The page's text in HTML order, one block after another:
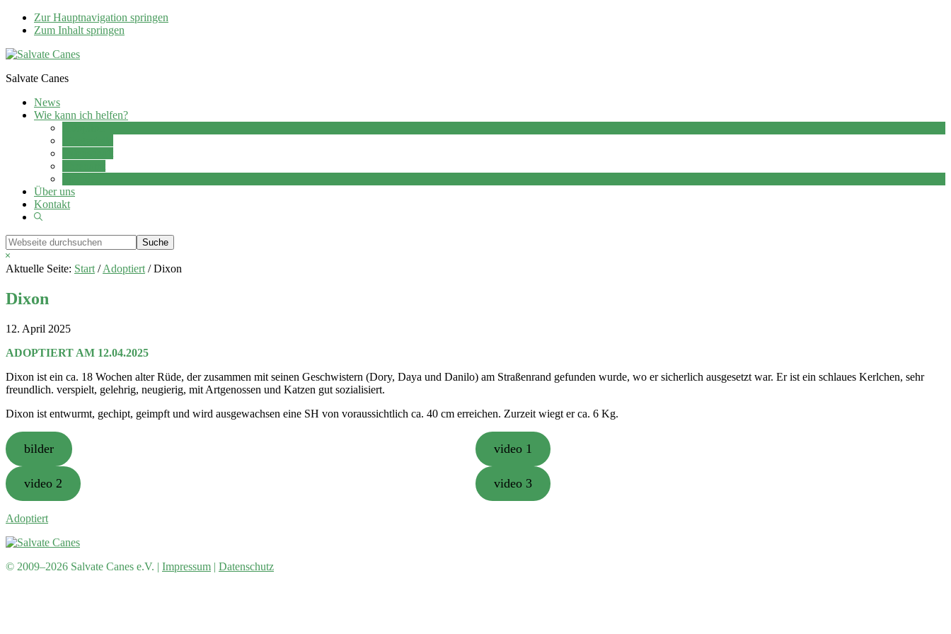
Zur Hauptnavigation springen
Zum Inhalt springen
Salvate Canes
News
Wie kann ich helfen?
Über uns
Kontakt
Show
Webseite
durchsuchen
Hide
Search
Aktuelle Seite: Start / Adoptiert /Dixon
Dixon
12. April 2025
ADOPTIERT AM 12.04.2025
Dixon ist ein ca. 18 Wochen alter Rüde, der zusammen mit seinen Geschwistern (Dory, Daya und Danilo) am Straßenrand gefunden wurde, wo er sicherlich ausgesetzt war. Er ist ein schlaues Kerlchen, sehr
freundlich. verspielt, gelehrig, neugierig, mit Artgenossen und Katzen gut sozialisiert.
Dixon ist entwurmt, gechipt, geimpft und wird ausgewachsen eine SH von voraussichtlich ca. 40 cm erreichen. Zurzeit wiegt er ca. 6 Kg.
bilder video 1
video 2 video 3
Adoptiert
© 2009–2026 Salvate Canes e.V. | Impressum | Datenschutz